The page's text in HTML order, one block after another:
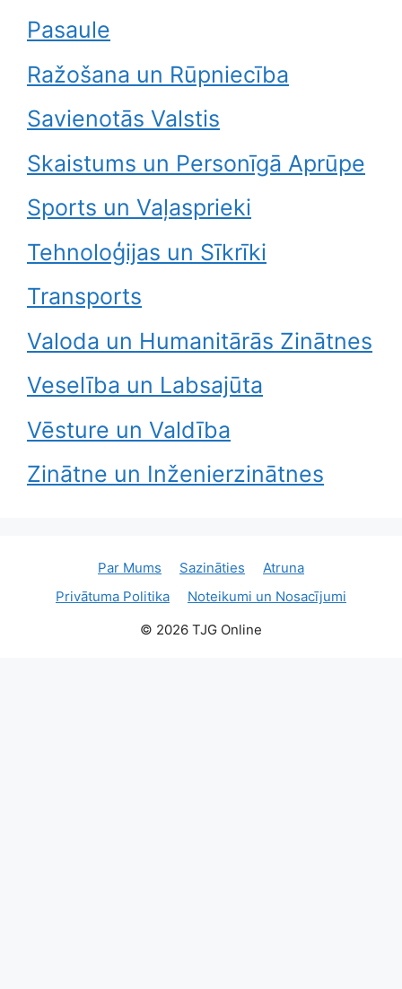
Pasaule
Ražošana un Rūpniecība
Savienotās Valstis
Skaistums un Personīgā Aprūpe
Sports un Vaļasprieki
Tehnoloģijas un Sīkrīki
Transports
Valoda un Humanitārās Zinātnes
Veselība un Labsajūta
Vēsture un Valdība
Zinātne un Inženierzinātnes
Par Mums Sazināties
Atruna
Privātuma Politika
Noteikumi un Nosacījumi
© 2026 TJG Online